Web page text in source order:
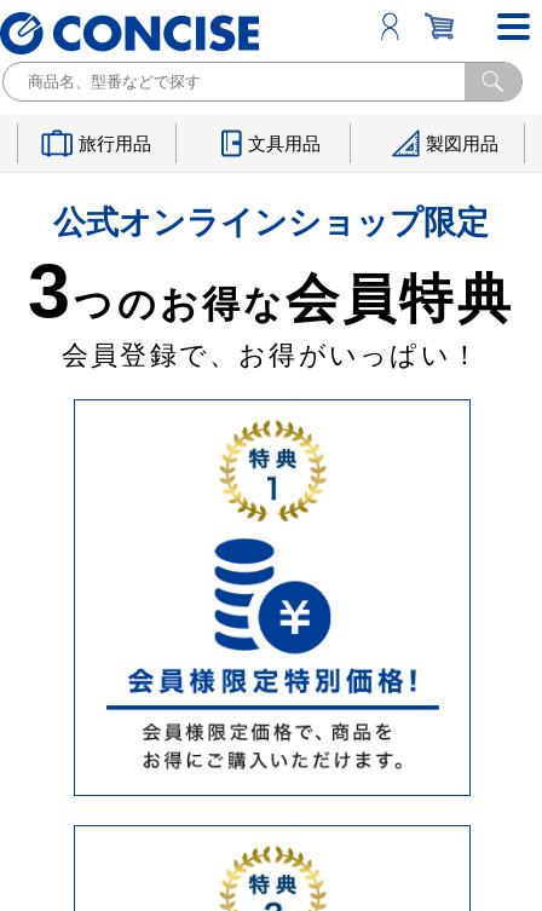
旅行用品 文具用品 製図用品
公式オンラインショップ限定
3つのお得な会員特典
会員登録で、お得がいっぱい！